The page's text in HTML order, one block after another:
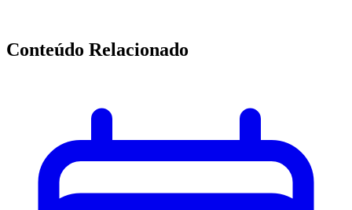
Conteúdo Relacionado